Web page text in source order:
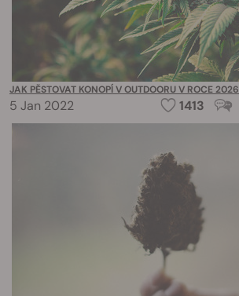
JAK PĚSTOVAT KONOPÍ V OUTDOORU V ROCE 2026
5 Jan 2022 1413